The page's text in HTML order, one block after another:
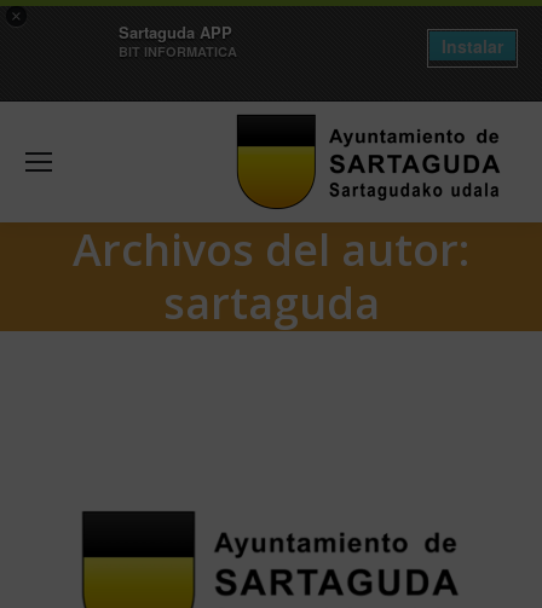
×
Sartaguda APP
BIT INFORMATICA Instalar
Archivos del autor:
sartaguda